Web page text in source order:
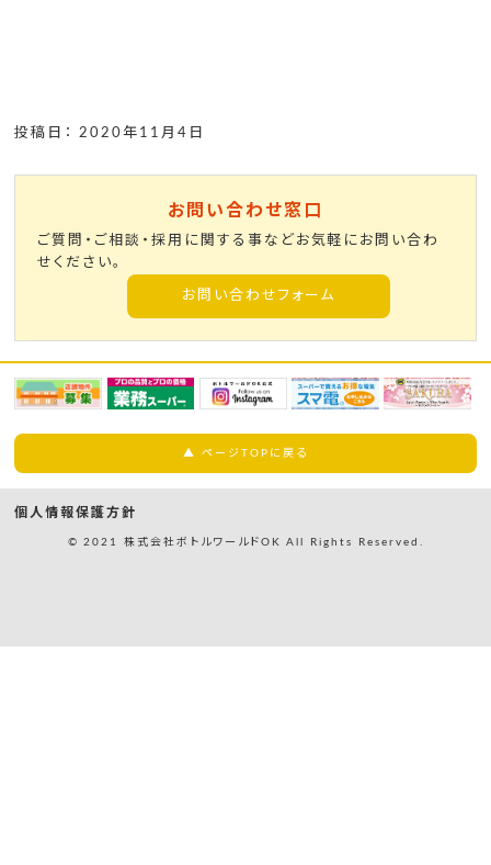
投稿日： 2020年11月4日
お問い合わせ窓口
ご質問・ご相談・採用に関する事などお気軽にお問い合わ
せください。
お問い合わせフォーム
▲ ページTOPに戻る
個人情報保護方針
© 2021 株式会社ボトルワールドOK All Rights Reserved.